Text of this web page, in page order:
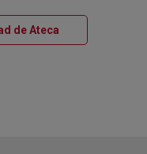
de AtecaVentana nueva